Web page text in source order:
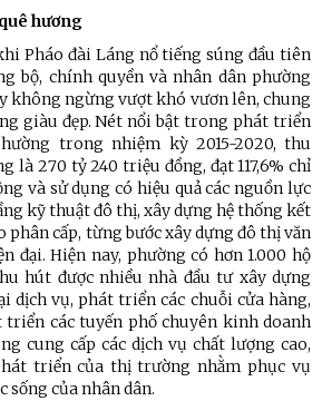
hương
Pháo đài Láng nổ tiếng súng đầu tiên
bộ, chính quyền và nhân dân phường
không ngừng vượt khó vươn lên, chung
giàu đẹp. Nét nổi bật trong phát triển
trong nhiệm kỳ 2015-2020, thu
là 270 tỷ 240 triệu đồng, đạt 117,6% chỉ
và sử dụng có hiệu quả các nguồn lực
kỹ thuật đô thị, xây dựng hệ thống kết
phân cấp, từng bước xây dựng đô thị văn
đại. Hiện nay, phường có hơn 1.000 hộ
hút được nhiều nhà đầu tư xây dựng
vụ, phát triển các chuỗi cửa hàng,
các tuyến phố chuyên kinh doanh
cung cấp các dịch vụ chất lượng cao,
triển của thị trường nhằm phục vụ
sống của nhân dân.